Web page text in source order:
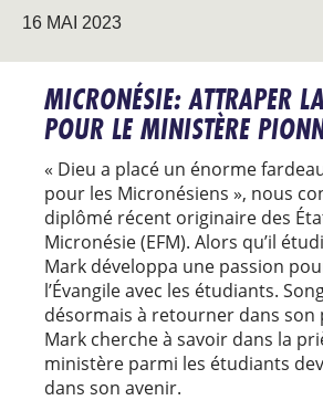
16 MAI 2023
MICRONÉSIE: ATTRAPER
POUR LE MINISTÈRE
« Dieu a placé un énorme
pour les Micronésiens », nous
diplômé récent originaire des
Micronésie (EFM). Alors qu’il
Mark développa une passion
l’Évangile avec les étudiants.
désormais à retourner dans son
Mark cherche à savoir dans la
ministère parmi les étudiants
dans son avenir.